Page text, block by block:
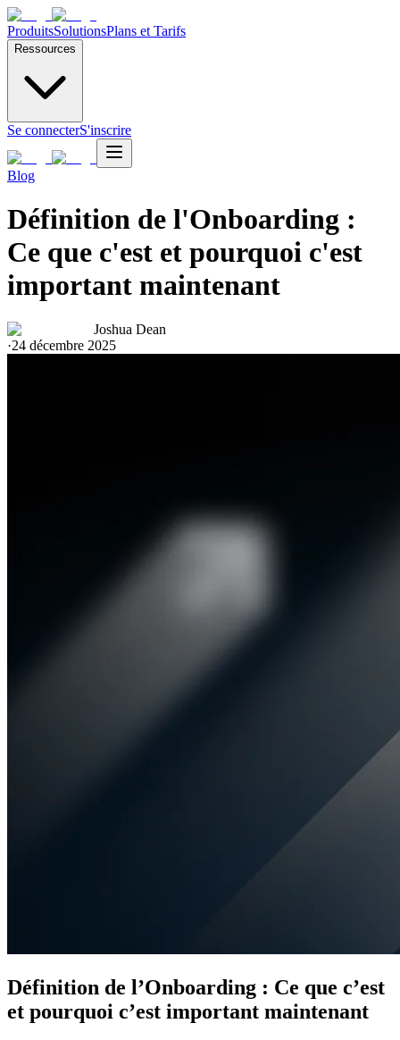
ProduitsSolutionsPlans et Tarifs
Ressources
Se connecterS'inscrire
Blog
Définition de l'Onboarding :
Ce que c'est et pourquoi c'est
important maintenant
Joshua Dean
·24 décembre 2025
Définition de l’Onboarding : Ce que c’est
et pourquoi c’est important maintenant